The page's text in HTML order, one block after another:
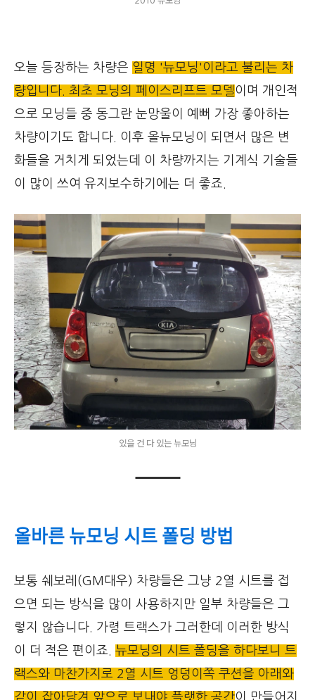
오늘 등장하는 차량은 일명 '뉴모닝'이라고 불리는 차
량입니다. 최초 모닝의 페이스리프트 모델이며 개인적
으로 모닝들 중 동그란 눈망울이 예뻐 가장 좋아하는
차량이기도 합니다. 이후 올뉴모닝이 되면서 많은 변
화들을 거치게 되었는데 이 차량까지는 기계식 기술들
이 많이 쓰여 유지보수하기에는 더 좋죠.
있을 건 다 있는 뉴모닝
올바른 뉴모닝 시트 폴딩 방법
보통 쉐보레(GM대우) 차량들은 그냥 2열 시트를 접
으면 되는 방식을 많이 사용하지만 일부 차량들은 그
렇지 않습니다. 가령 트랙스가 그러한데 이러한 방식
이 더 적은 편이죠. 뉴모닝의 시트 폴딩을 하다보니 트
랙스와 마찬가지로 2열 시트 엉덩이쪽 쿠션을 아래와
같이 잡아당겨 앞으로 보내야 플랫한 공간이 만들어지